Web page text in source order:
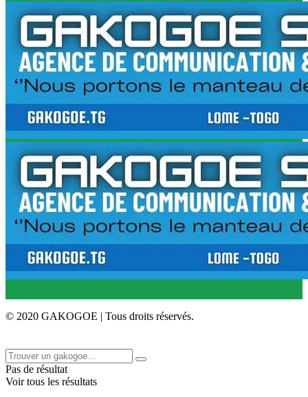
© 2020 GAKOGOE | Tous droits réservés.
Pas de résultat
Voir tous les résultats